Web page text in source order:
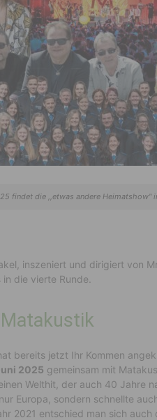
findet die ,,etwas andere Heimatshow"
inszeniert und dirigiert von
die vierte Runde.
bereits jetzt Ihr Kommen
2025 gemeinsam mit
Welthit, der auch 40 Jahre
Europa, sondern schnellte
2021 entschied man sich auch